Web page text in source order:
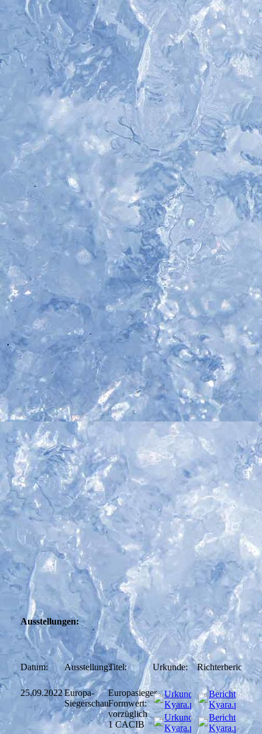
Ausstellungen:
Datum: Ausstellung:Titel: Urkunde: Richterbericht:
25.09.2022Europa-
Siegerschau
Europasieger
Formwert:
vorzüglich
1 CACIB
Urkunde Nr. 62
Kyara.pdf(756.77KB)
Urkunde Nr. 62
Kyara.pdf(756.77KB)
Bericht Nr. 62
Kyara.pdf
Bericht Nr. 62
Kyara.pdf